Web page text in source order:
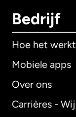
Bedrijf
Hoe het werkt
Mobiele apps
Over ons
Carrières -